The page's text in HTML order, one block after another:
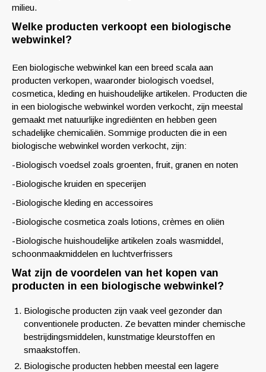
milieu.
Welke producten verkoopt een biologische
webwinkel?
Een biologische webwinkel kan een breed scala aan
producten verkopen, waaronder biologisch voedsel,
cosmetica, kleding en huishoudelijke artikelen. Producten die
in een biologische webwinkel worden verkocht, zijn meestal
gemaakt met natuurlijke ingrediënten en hebben geen
schadelijke chemicaliën. Sommige producten die in een
biologische webwinkel worden verkocht, zijn:
-Biologisch voedsel zoals groenten, fruit, granen en noten
-Biologische kruiden en specerijen
-Biologische kleding en accessoires
-Biologische cosmetica zoals lotions, crèmes en oliën
-Biologische huishoudelijke artikelen zoals wasmiddel,
schoonmaakmiddelen en luchtverfrissers
Wat zijn de voordelen van het kopen van
producten in een biologische webwinkel?
Biologische producten zijn vaak veel gezonder dan
conventionele producten. Ze bevatten minder chemische
bestrijdingsmiddelen, kunstmatige kleurstoffen en
smaakstoffen.
Biologische producten hebben meestal een lagere